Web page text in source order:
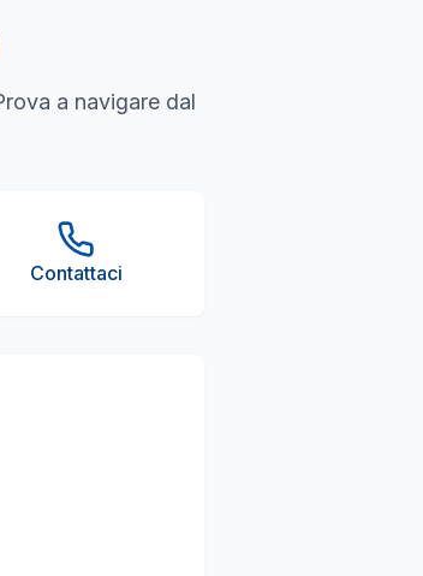
a navigare dal
Contattaci